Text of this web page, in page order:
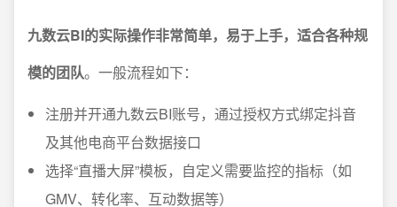
九数云BI的实际操作非常简单，易于上手，适合各种规
模的团队。一般流程如下：
注册并开通九数云BI账号，通过授权方式绑定抖音
及其他电商平台数据接口
选择“直播大屏”模板，自定义需要监控的指标（如
GMV、转化率、互动数据等）